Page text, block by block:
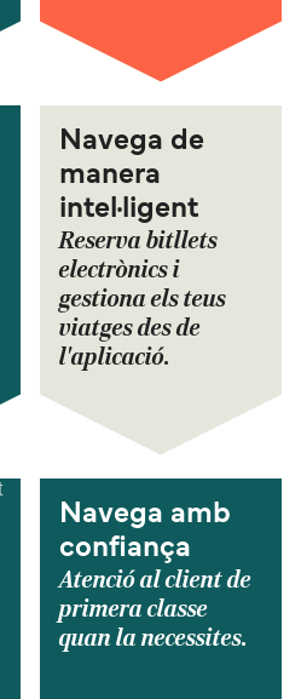
Navega de
manera
intel·ligent
Reserva bitllets
electrònics i
gestiona els teus
viatges des de
l'aplicació.
Navega amb
confiança
Atenció al client de
primera classe
quan la necessites.